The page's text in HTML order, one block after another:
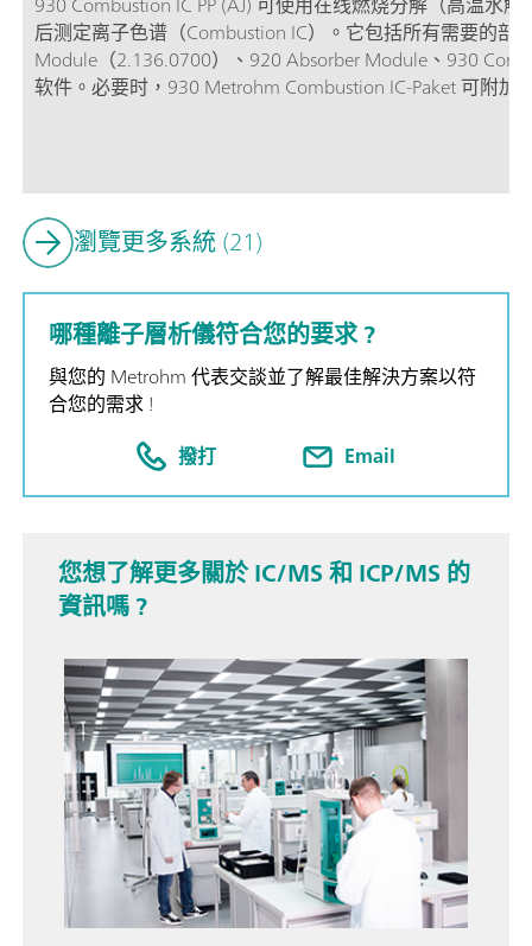
后测定离子色谱（Combustion IC）。它包括所有需要的部
Module（2.136.0700）、920 Absorber Module、930
软件。必要时，930 Metrohm Combustion IC-Paket 可附加
瀏覽更多系統 (21)
哪種離子層析儀符合您的要求 ?
與您的 Metrohm 代表交談並了解最佳解決方案以符
合您的需求 !
撥打
Email
您想了解更多關於 IC/MS 和 ICP/MS 的
資訊嗎 ?